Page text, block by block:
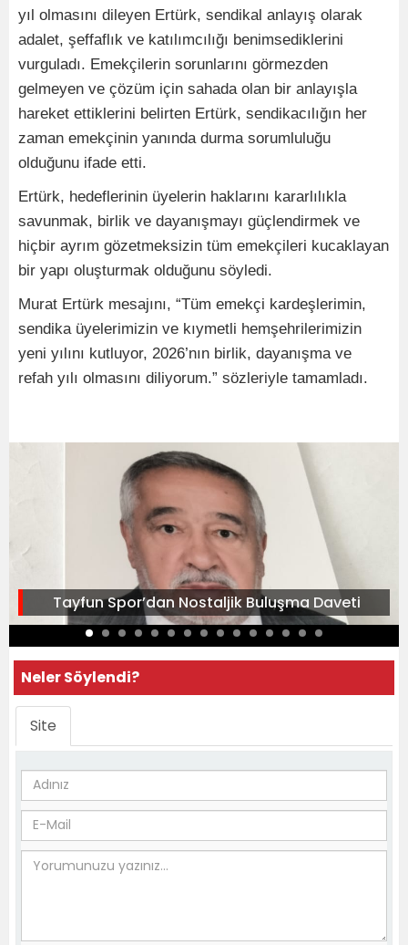
yıl olmasını dileyen Ertürk, sendikal anlayış olarak
adalet, şeffaflık ve katılımcılığı benimsediklerini
vurguladı. Emekçilerin sorunlarını görmezden
gelmeyen ve çözüm için sahada olan bir anlayışla
hareket ettiklerini belirten Ertürk, sendikacılığın her
zaman emekçinin yanında durma sorumluluğu
olduğunu ifade etti.
Ertürk, hedeflerinin üyelerin haklarını kararlılıkla
savunmak, birlik ve dayanışmayı güçlendirmek ve
hiçbir ayrım gözetmeksizin tüm emekçileri kucaklayan
bir yapı oluşturmak olduğunu söyledi.
Murat Ertürk mesajını, “Tüm emekçi kardeşlerimin,
sendika üyelerimizin ve kıymetli hemşehrilerimizin
yeni yılını kutluyor, 2026’nın birlik, dayanışma ve
refah yılı olmasını diliyorum.” sözleriyle tamamladı.
Tayfun Spor’dan Nostaljik Buluşma Daveti
Neler Söylendi?
Site